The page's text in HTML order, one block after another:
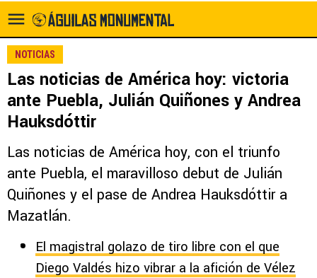
NOTICIAS
Las noticias de América hoy: victoria
ante Puebla, Julián Quiñones y Andrea
Hauksdóttir
Las noticias de América hoy, con el triunfo
ante Puebla, el maravilloso debut de Julián
Quiñones y el pase de Andrea Hauksdóttir a
Mazatlán.
El magistral golazo de tiro libre con el que
Diego Valdés hizo vibrar a la afición de Vélez